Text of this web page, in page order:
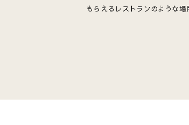
もらえるレストランのような場